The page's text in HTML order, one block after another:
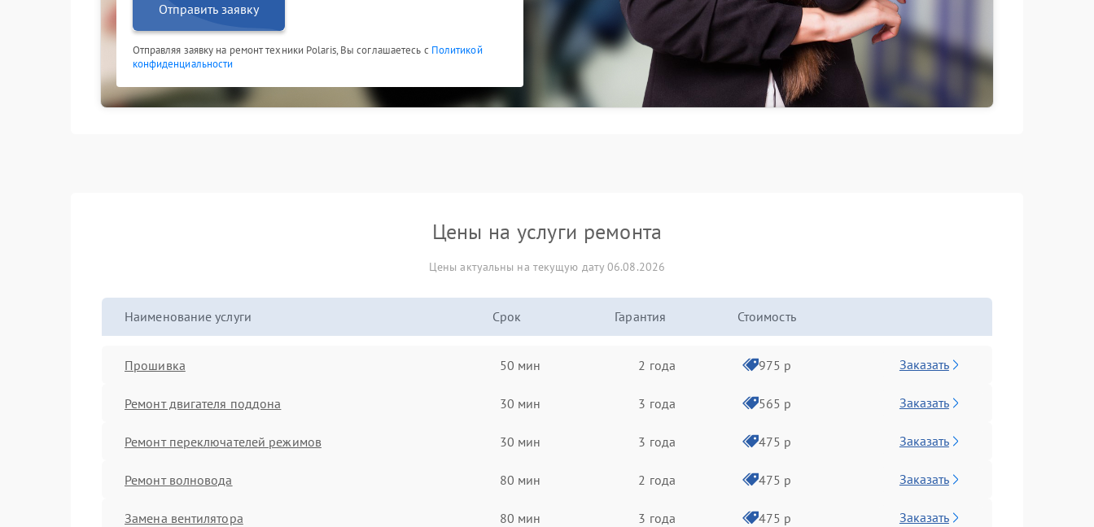
Отправить заявку
Отправляя заявку на ремонт техники Polaris, Вы соглашаетесь с Политикой
конфиденциальности
Цены на услуги ремонта
Цены актуальны на текущую дату 06.08.2026
Наименование услуги Срок Гарантия Стоимость
Прошивка 50 мин 2 года 975 р Заказать
Ремонт двигателя поддона 30 мин 3 года 565 р Заказать
Ремонт переключателей режимов 30 мин 3 года 475 р Заказать
Ремонт волновода 80 мин 2 года 475 р Заказать
Замена вентилятора 80 мин 3 года 475 р Заказать